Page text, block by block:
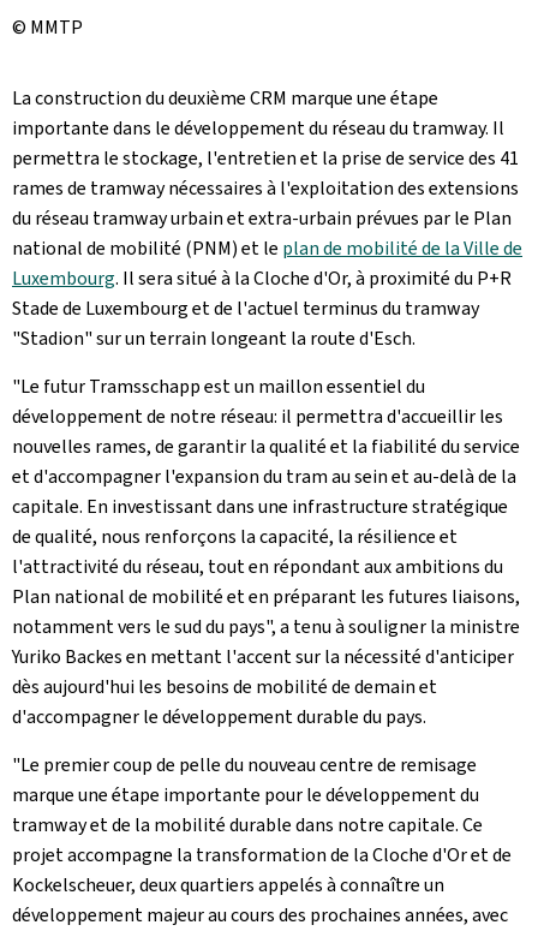
© MMTP
La construction du deuxième CRM marque une étape
importante dans le développement du réseau du tramway. Il
permettra le stockage, l'entretien et la prise de service des 41
rames de tramway nécessaires à l'exploitation des extensions
du réseau tramway urbain et extra-urbain prévues par le Plan
national de mobilité (PNM) et le plan de mobilité de la Ville de
Luxembourg. Il sera situé à la Cloche d'Or, à proximité du P+R
Stade de Luxembourg et de l'actuel terminus du tramway
"Stadion" sur un terrain longeant la route d'Esch.
"Le futurTramsschappest un maillon essentiel du
développement de notre réseau: il permettra d'accueillir les
nouvelles rames, de garantir la qualité et la fiabilité du service
et d'accompagner l'expansion du tram au sein et au-delà de la
capitale. En investissant dans une infrastructure stratégique
de qualité, nous renforçons la capacité, la résilience et
l'attractivité du réseau, tout en répondant aux ambitions du
Plan national de mobilité et en préparant les futures liaisons,
notamment vers le sud du pays", a tenu à souligner la ministre
Yuriko Backes en mettant l'accent sur la nécessité d'anticiper
dès aujourd'hui les besoins de mobilité de demain et
d'accompagner le développement durable du pays.
"Le premier coup de pelle du nouveau centre de remisage
marque une étape importante pour le développement du
tramway et de la mobilité durable dans notre capitale. Ce
projet accompagne la transformation de la Cloche d'Or et de
Kockelscheuer, deux quartiers appelés à connaître un
développement majeur au cours des prochaines années, avec